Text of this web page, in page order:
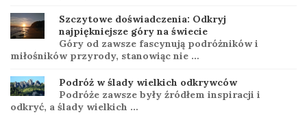
Szczytowe doświadczenia: Odkryj
najpiękniejsze góry na świecie
Góry od zawsze fascynują podróżników i
miłośników przyrody, stanowiąc nie …
Podróż w ślady wielkich odkrywców
Podróże zawsze były źródłem inspiracji i
odkryć, a ślady wielkich …